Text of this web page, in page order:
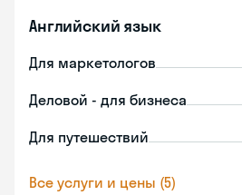
Английский язык
Для маркетологов
Деловой - для бизнеса
Для путешествий
Все услуги и цены (5)